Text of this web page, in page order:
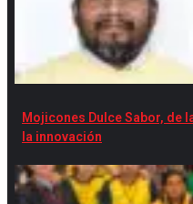
Mojicones Dulce Sabor, de
la innovación